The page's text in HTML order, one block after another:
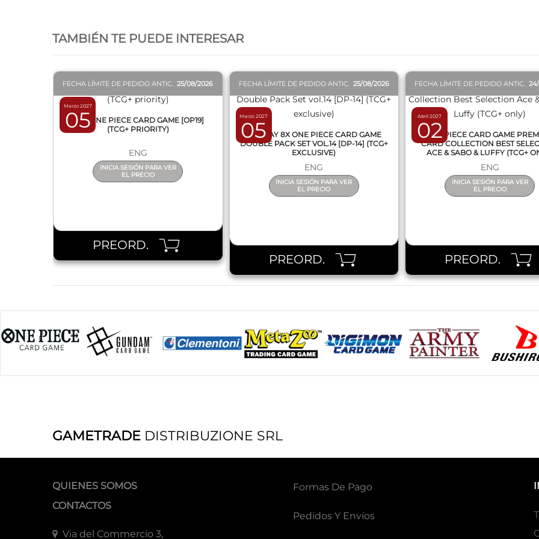
TAMBIÉN TE PUEDE INTERESAR
Marzo 2027
05
FECHA LÍMITE DE PEDIDO ANTIC.25/08/2026
BOX ONE PIECE CARD GAME [OP19]
(TCG+ PRIORITY)
ENG
INICIA SESIÓN PARA VER
EL PRECIO
PREORD.
Marzo 2027
05
FECHA LÍMITE DE PEDIDO ANTIC. 25/08/2026
DISPLAY 8X ONE PIECE CARD GAME
DOUBLE PACK SET VOL.14 [DP-14] (TCG+
EXCLUSIVE)
ENG
INICIA SESIÓN PARA VER
EL PRECIO
PREORD.
Abril 2027
02
FECHA LÍMITE DE PEDIDO ANTIC.
ONE PIECE CARD GAME
CARD COLLECTION BEST
ACE & SABO & LUFFY (TCG+
ENG
INICIA SESIÓN PARA VER
EL PRECIO
PREORD.
GAMETRADE DISTRIBUZIONE SRL
QUIENES SOMOS
CONTACTOS
Via del Commercio 3,
Formas De Pago
Pedidos Y Envíos